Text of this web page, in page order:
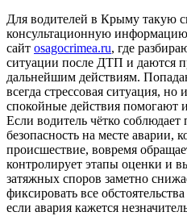
Для водителей в Крыму такую
консультационную
сайт osagocrimea.ru, где
ситуации после ДТП и даются
дальнейшим действиям.
всегда стрессовая ситуация,
спокойные действия помогают
Если водитель чётко соблюдает
безопасность на месте аварии,
происшествие, вовремя
контролирует этапы оценки и
затяжных споров заметно
фиксировать все
если авария кажется